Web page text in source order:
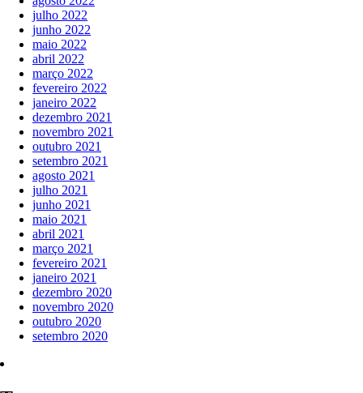
julho 2022
junho 2022
maio 2022
abril 2022
março 2022
fevereiro 2022
janeiro 2022
dezembro 2021
novembro 2021
outubro 2021
setembro 2021
agosto 2021
julho 2021
junho 2021
maio 2021
abril 2021
março 2021
fevereiro 2021
janeiro 2021
dezembro 2020
novembro 2020
outubro 2020
setembro 2020